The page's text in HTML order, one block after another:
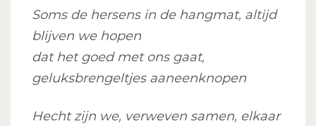
Soms de hersens in de hangmat, altijd
blijven we hopen
dat het goed met ons gaat,
geluksbrengeltjes aaneenknopen
Hecht zijn we, verweven samen, elkaar